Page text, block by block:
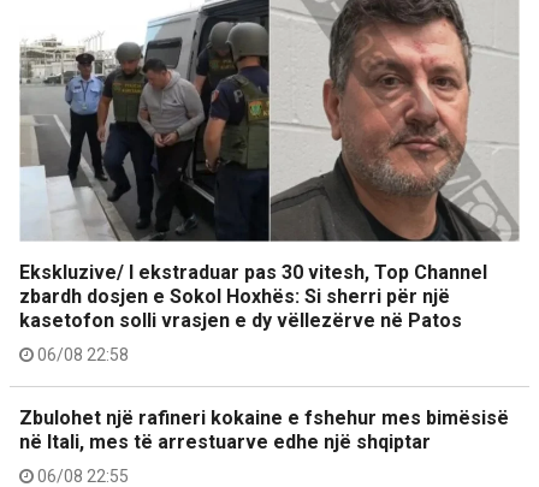
Ekskluzive/ I ekstraduar pas 30 vitesh, Top Channel
zbardh dosjen e Sokol Hoxhës: Si sherri për një
kasetofon solli vrasjen e dy vëllezërve në Patos
06/08 22:58
Zbulohet një rafineri kokaine e fshehur mes bimësisë
në Itali, mes të arrestuarve edhe një shqiptar
06/08 22:55